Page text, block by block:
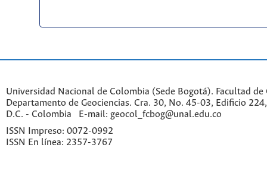
Universidad Nacional de Colombia (Sede Bogotá). Facultad de
Departamento de Geociencias. Cra. 30, No. 45-03, Edificio
D.C. - Colombia E-mail: geocol_fcbog@unal.edu.co
ISSN Impreso: 0072-0992
ISSN En línea: 2357-3767